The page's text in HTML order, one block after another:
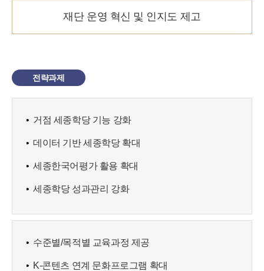
재단 운영 혁신 및 인지도 제고
전략과제
거점 세종학당 기능 강화
데이터 기반 세종학당 확대
세종한국어평가 활용 확대
세종학당 성과관리 강화
수준별/목적별 교육과정 제공
K-콘텐츠 연계 문화프로그램 확대